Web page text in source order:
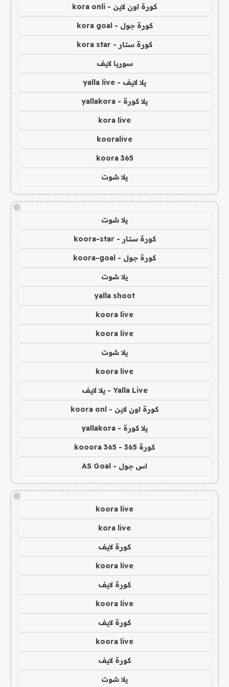
كورة اون لاين - kora onli
كورة جول - kora goal
كورة ستار - kora star
سوريا لايف
يلا لايف - yalla live
يلا كورة - yallakora
kora live
kooralive
koora 365
يلا شوت
!
يلا شوت
كورة ستار - koora-star
كورة جول - koora-goal
يلا شوت
yalla shoot
koora live
koora live
يلا شوت
koora live
Yalla Live - يلا لايف
كورة اون لاين - koora onl
يلا كورة - yallakora
كورة 365 - kooora 365
اس جول - AS Goal
!
koora live
kora live
كورة لايف
koora live
كورة لايف
koora live
كورة لايف
koora live
كورة لايف
يلا شوت